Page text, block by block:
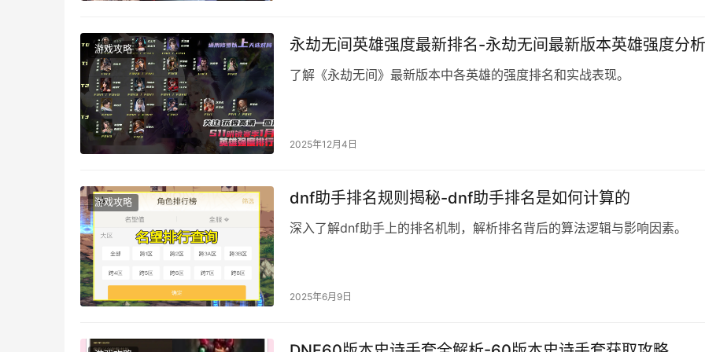
游戏攻略 永劫无间英雄强度最新排名-永劫无间最新版本英雄强度分析
了解《永劫无间》最新版本中各英雄的强度排名和实战表现。
2025年12月4日
游戏攻略 dnf助手排名规则揭秘-dnf助手排名是如何计算的
深入了解dnf助手上的排名机制，解析排名背后的算法逻辑与影响因素。
2025年6月9日